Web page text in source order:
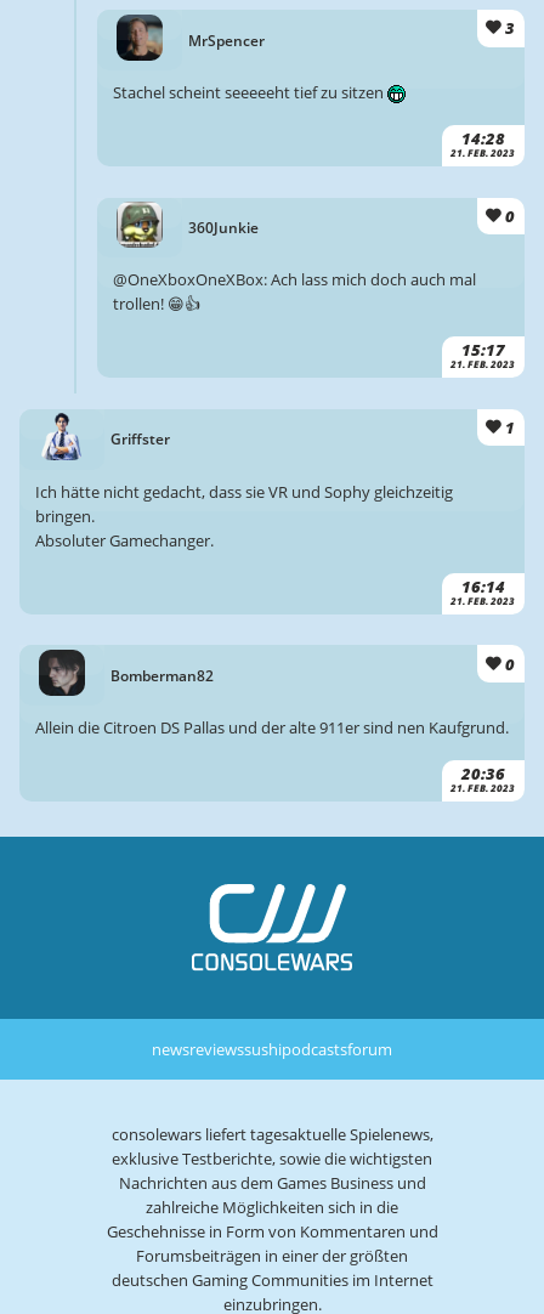
MrSpencer
3
14:28
21. FEB. 2023
Stachel scheint seeeeeht tief zu sitzen
360Junkie
0
15:17
21. FEB. 2023
@OneXboxOneXBox: Ach lass mich doch auch mal
trollen! 😁👍
Griffster
1
16:14
21. FEB. 2023
Ich hätte nicht gedacht, dass sie VR und Sophy gleichzeitig
bringen.
Absoluter Gamechanger.
Bomberman82
0
20:36
21. FEB. 2023
Allein die Citroen DS Pallas und der alte 911er sind nen Kaufgrund.
newsreviewssushipodcastsforum
consolewars liefert tagesaktuelle Spielenews,
exklusive Testberichte, sowie die wichtigsten
Nachrichten aus dem Games Business und
zahlreiche Möglichkeiten sich in die
Geschehnisse in Form von Kommentaren und
Forumsbeiträgen in einer der größten
deutschen Gaming Communities im Internet
einzubringen.